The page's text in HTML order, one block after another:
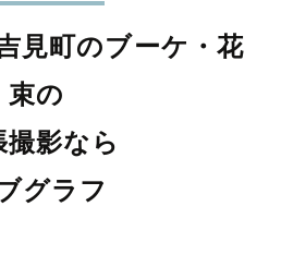
見町のブーケ・花
束の
撮影なら
グラフ